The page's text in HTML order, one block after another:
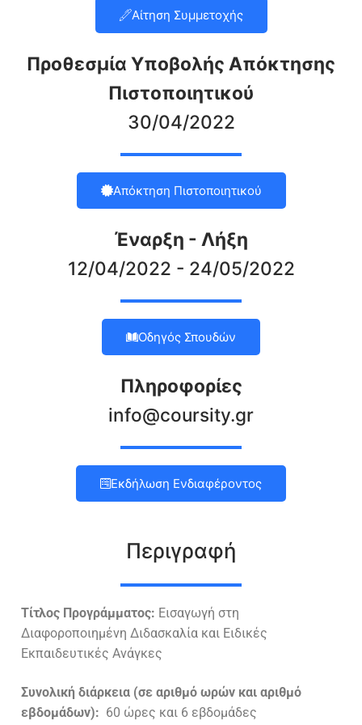
Αίτηση Συμμετοχής
Προθεσμία Υποβολής Απόκτησης
Πιστοποιητικού
30/04/2022
Απόκτηση Πιστοποιητικού
Έναρξη - Λήξη
12/04/2022 - 24/05/2022
Οδηγός Σπουδών
Πληροφορίες
info@coursity.gr
Εκδήλωση Ενδιαφέροντος
Περιγραφή
Τίτλος Προγράμματος: Εισαγωγή στη
Διαφοροποιημένη Διδασκαλία και Ειδικές
Εκπαιδευτικές Ανάγκες
Συνολική διάρκεια (σε αριθμό ωρών και αριθμό
εβδομάδων): 60 ώρες και 6 εβδομάδες